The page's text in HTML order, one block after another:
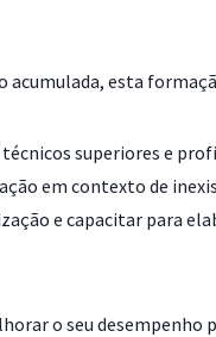
acumulada, esta
superiores e
em contexto de
e capacitar para
o seu desempenho